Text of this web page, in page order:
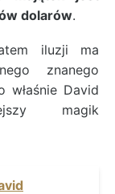
dolarów.
iluzji ma
znanego
David
magik